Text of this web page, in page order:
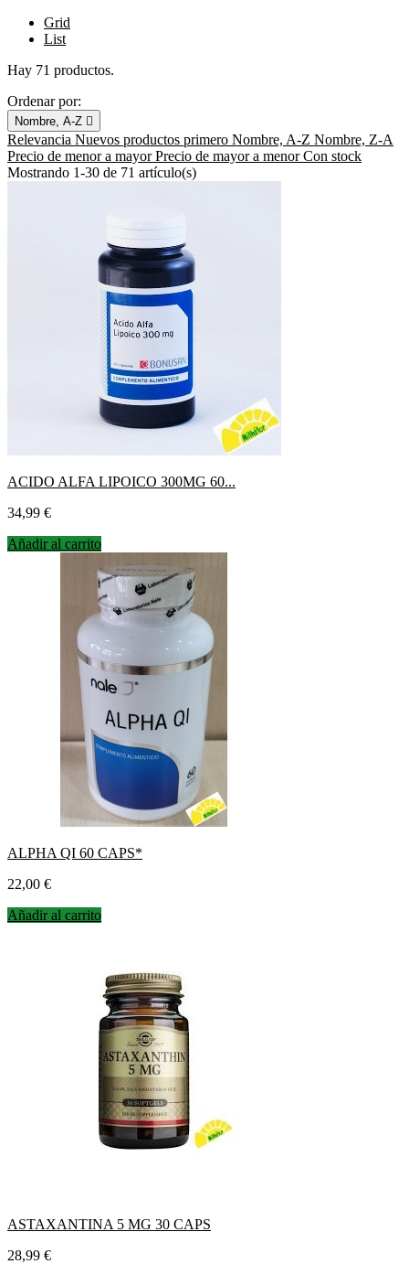
Grid
List
Hay 71 productos.
Ordenar por:
Nombre, A-Z 
Relevancia Nuevos productos primero Nombre, A-Z Nombre, Z-A
Precio de menor a mayorPrecio de mayor a menorCon stock
Mostrando 1-30 de 71 artículo(s)
ACIDO ALFA LIPOICO 300MG 60...
Precio
34,99 €
Añadir al carrito
ALPHA QI 60 CAPS*
Precio
22,00 €
Añadir al carrito
ASTAXANTINA 5 MG 30 CAPS
Precio
28,99 €